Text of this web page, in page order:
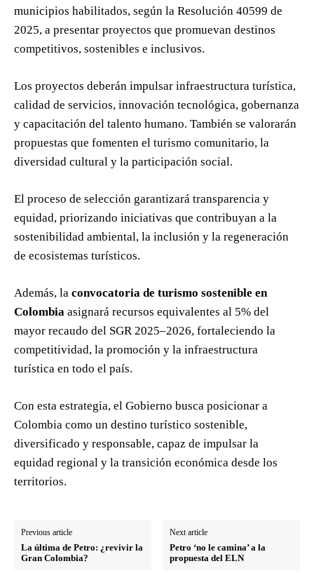
municipios habilitados, según la Resolución 40599 de
2025, a presentar proyectos que promuevan destinos
competitivos, sostenibles e inclusivos.
Los proyectos deberán impulsar infraestructura turística,
calidad de servicios, innovación tecnológica, gobernanza
y capacitación del talento humano. También se valorarán
propuestas que fomenten el turismo comunitario, la
diversidad cultural y la participación social.
El proceso de selección garantizará transparencia y
equidad, priorizando iniciativas que contribuyan a la
sostenibilidad ambiental, la inclusión y la regeneración
de ecosistemas turísticos.
Además, la convocatoria de turismo sostenible en
Colombia asignará recursos equivalentes al 5% del
mayor recaudo del SGR 2025–2026, fortaleciendo la
competitividad, la promoción y la infraestructura
turística en todo el país.
Con esta estrategia, el Gobierno busca posicionar a
Colombia como un destino turístico sostenible,
diversificado y responsable, capaz de impulsar la
equidad regional y la transición económica desde los
territorios.
Previous article
La última de Petro: ¿revivir la
Gran Colombia?
Next article
Petro ‘no le camina’ a la
propuesta del ELN